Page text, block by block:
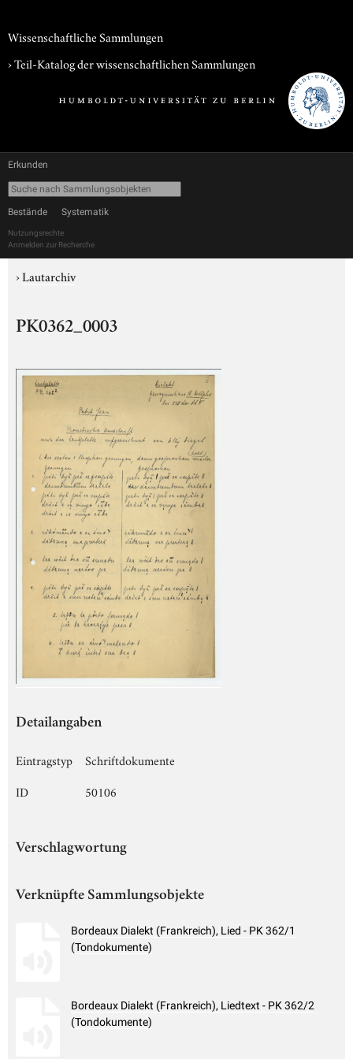
Wissenschaftliche Sammlungen
› Teil-Katalog der wissenschaftlichen Sammlungen
Erkunden
Bestände Systematik
Nutzungsrechte
Anmelden zur Recherche
›Lautarchiv
PK0362_0003
Detailangaben
Eintragstyp
Schriftdokumente
ID
50106
Verschlagwortung
Verknüpfte Sammlungsobjekte
Bordeaux Dialekt (Frankreich), Lied - PK 362/1
(Tondokumente)
Bordeaux Dialekt (Frankreich), Liedtext - PK 362/2
(Tondokumente)